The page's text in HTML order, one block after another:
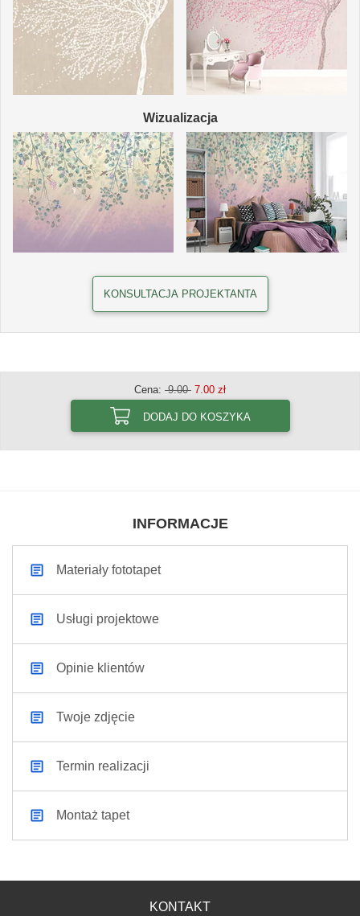
Wizualizacja
KONSULTACJA PROJEKTANTA
Cena: 9.00 7.00 zł
DODAJ DO KOSZYKA
INFORMACJE
Materiały fototapet
Usługi projektowe
Opinie klientów
Twoje zdjęcie
Termin realizacji
Montaż tapet
KONTAKT